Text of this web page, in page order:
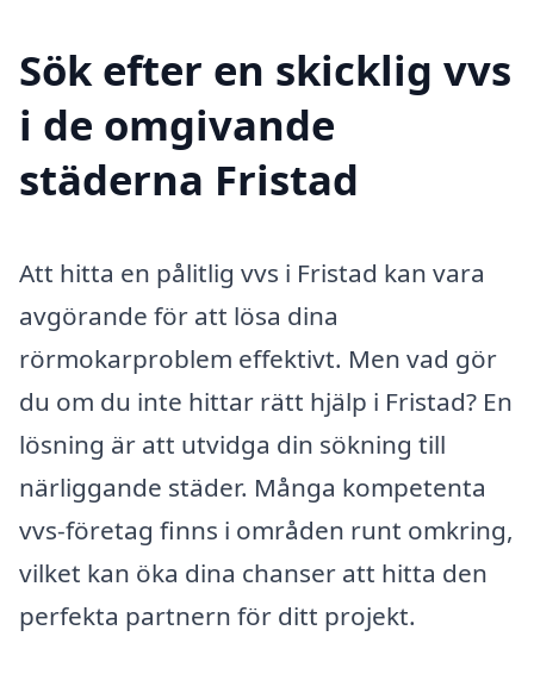
Sök efter en skicklig vvs
i de omgivande
städerna Fristad
Att hitta en pålitlig vvs i Fristad kan vara
avgörande för att lösa dina
rörmokarproblem effektivt. Men vad gör
du om du inte hittar rätt hjälp i Fristad? En
lösning är att utvidga din sökning till
närliggande städer. Många kompetenta
vvs-företag finns i områden runt omkring,
vilket kan öka dina chanser att hitta den
perfekta partnern för ditt projekt.